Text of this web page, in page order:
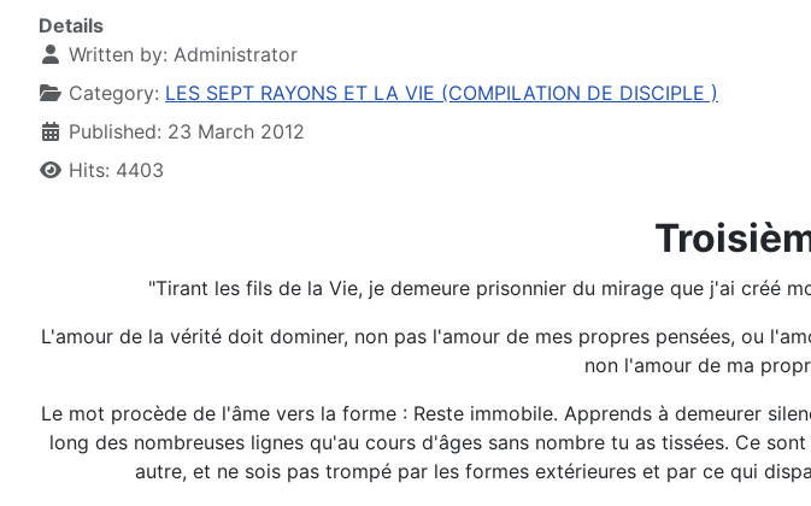
Details
Written by: Administrator
Category: LES SEPT RAYONS ET LA VIE (COMPILATION DE DISCIPLE )
Published: 23 March 2012
Hits: 4403
"Tirant les fils de la Vie, je demeure prisonnier du mirage que j'ai créé
L'amour de la vérité doit dominer, non pas l'amour de mes propres pensées, ou
non l'amour de ma
Le mot procède de l'âme vers la forme : Reste immobile. Apprends à demeurer
long des nombreuses lignes qu'au cours d'âges sans nombre tu as tissées. Ce
autre, et ne sois pas trompé par les formes extérieures et par ce qui